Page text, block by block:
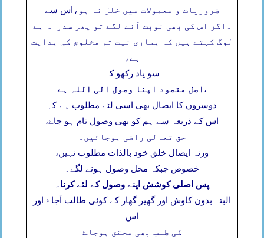
اس سے ضروریات و معمولات میں خلل نہ ہو،
اگر اس کی بھی نوبت آنے لگے تو پھر سدراہ ہے
لوگ کہتے ہیں کہ ہماری نیت تو مخلوق کی ہدایت
ہے،
سو یاد رکھو کہ
اصل مقصود اپنا وصول الی اللہ ہے ،
دوسروں کا ایصال بھی اسی لئے مطلوب ہے کہ
اس کے ذریعہ سے ہم کو بھی وصول تام ہو جاۓ،
حق تعالی راضی ہوجائیں۔
ورنہ ایصال خلق خود بالذات مطلوب نہیں،
خصوص جبکہ مخل وصول ہونے لگے۔
پس اصلی کوشش اپنے وصول کے لئے کرنا۔
البتہ بدون کاوش اور گھیر گھار کے کوئی طالب آجاۓ اور
اس
کی طلب بھی محقق ہوجاۓ